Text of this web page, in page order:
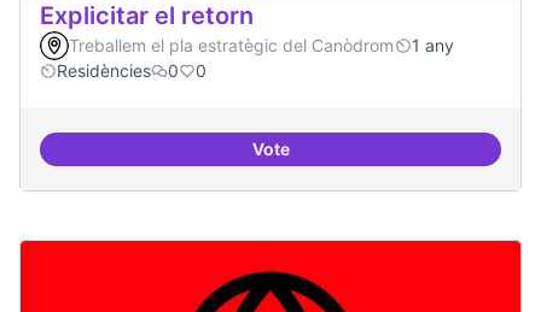
Explicitar el retorn
Treballem el pla estratègic del Canòdrom
1 any
Residències
0 0
VoteExplicitar el retorn